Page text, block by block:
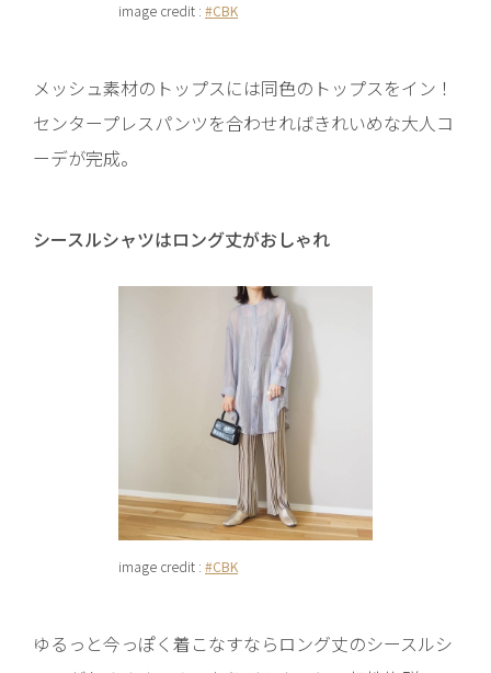
image credit : #CBK
メッシュ素材のトップスには同色のトップスをイン！
センタープレスパンツを合わせればきれいめな大人コ
ーデが完成。
シースルシャツはロング丈がおしゃれ
image credit : #CBK
ゆるっと今っぽく着こなすならロング丈のシースルシ